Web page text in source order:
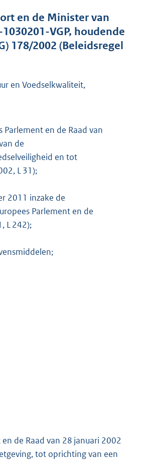
en de Minister van
VGP, houdende
178/2002 (Beleidsregel
en Voedselkwaliteit,
en de Raad van
de
en tot
L 31);
2011 inzake de
Parlement en de
L 242);
de Raad van 28 januari 2002
tot oprichting van een